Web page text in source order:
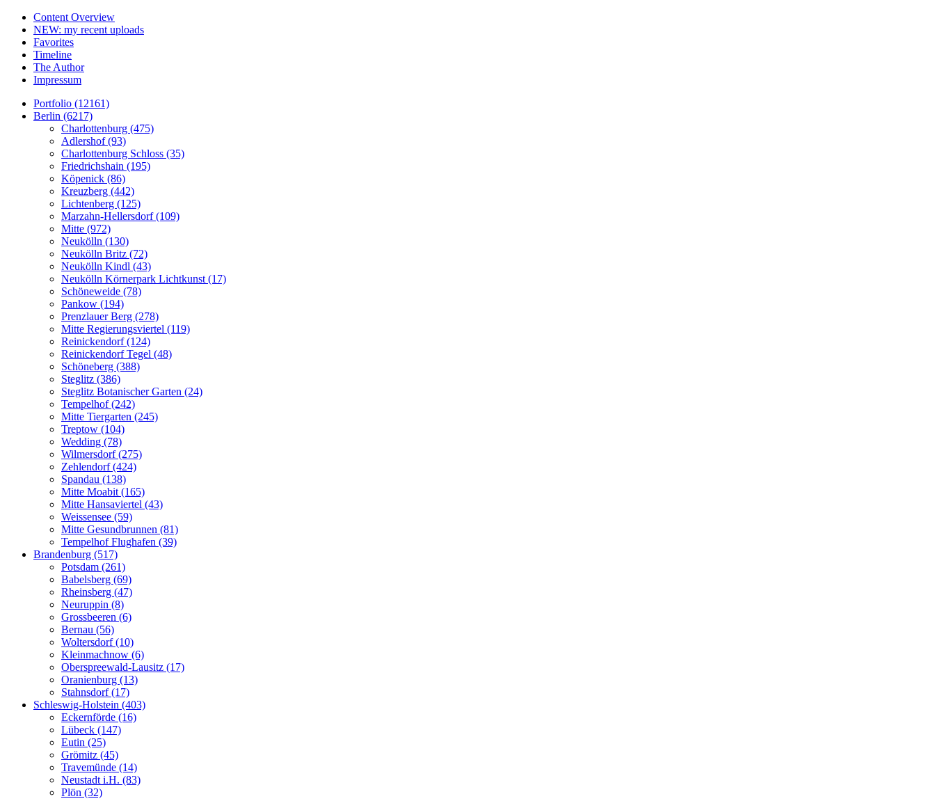
Content Overview
NEW: my recent uploads
Favorites
Timeline
The Author
Impressum
Portfolio (12161)
Berlin (6217)
Charlottenburg (475)
Adlershof (93)
Charlottenburg Schloss (35)
Friedrichshain (195)
Köpenick (86)
Kreuzberg (442)
Lichtenberg (125)
Marzahn-Hellersdorf (109)
Mitte (972)
Neukölln (130)
Neukölln Britz (72)
Neukölln Kindl (43)
Neukölln Körnerpark Lichtkunst (17)
Schöneweide (78)
Pankow (194)
Prenzlauer Berg (278)
Mitte Regierungsviertel (119)
Reinickendorf (124)
Reinickendorf Tegel (48)
Schöneberg (388)
Steglitz (386)
Steglitz Botanischer Garten (24)
Tempelhof (242)
Mitte Tiergarten (245)
Treptow (104)
Wedding (78)
Wilmersdorf (275)
Zehlendorf (424)
Spandau (138)
Mitte Moabit (165)
Mitte Hansaviertel (43)
Weissensee (59)
Mitte Gesundbrunnen (81)
Tempelhof Flughafen (39)
Brandenburg (517)
Potsdam (261)
Babelsberg (69)
Rheinsberg (47)
Neuruppin (8)
Grossbeeren (6)
Bernau (56)
Woltersdorf (10)
Kleinmachnow (6)
Oberspreewald-Lausitz (17)
Oranienburg (13)
Stahnsdorf (17)
Schleswig-Holstein (403)
Eckernförde (16)
Lübeck (147)
Eutin (25)
Grömitz (45)
Travemünde (14)
Neustadt i.H. (83)
Plön (32)